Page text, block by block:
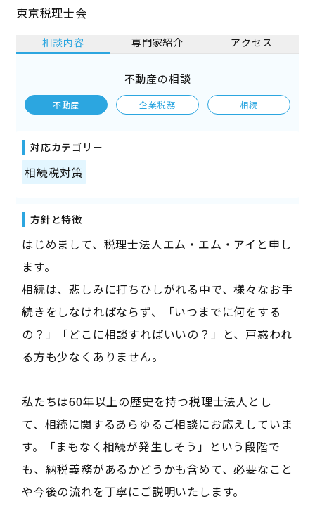
東京税理士会
相談内容 専門家紹介 アクセス
不動産の相談
不動産 企業税務 相続
対応カテゴリー
相続税対策
方針と特徴
はじめまして、税理士法人エム・エム・アイと申し
ます。
相続は、悲しみに打ちひしがれる中で、様々なお手
続きをしなければならず、「いつまでに何をする
の？」「どこに相談すればいいの？」と、戸惑われ
る方も少なくありません。
私たちは60年以上の歴史を持つ税理士法人とし
て、相続に関するあらゆるご相談にお応えしていま
す。「まもなく相続が発生しそう」という段階で
も、納税義務があるかどうかも含めて、必要なこと
や今後の流れを丁寧にご説明いたします。